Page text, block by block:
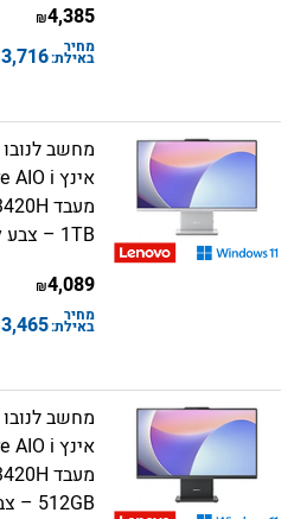
4,385
₪
מחיר
באילת:3,716
1TB – צבע Cloud Grey
4,089
₪
מחיר
באילת:3,465
512GB – צבע Luna Grey